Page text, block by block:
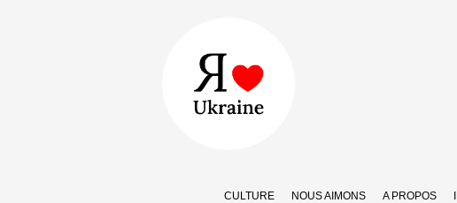
CULTURE NOUS AIMONS A PROPOS